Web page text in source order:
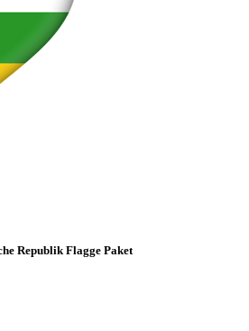
Republik Flagge Paket